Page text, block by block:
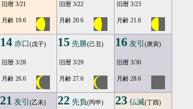
旧暦 3/21
月齢 19.6
旧暦 3/22
月齢 20.6
旧暦 3/23
月齢 21.6
14 赤口(戊子)
旧暦 3/28
月齢 26.6
15 先勝(己丑)
旧暦 3/29
月齢 27.6
16 友引 (庚寅)
旧暦 3/30
月齢 28.6
21 友引 (乙未) 22 先負(丙申) 23 仏滅(丁酉)